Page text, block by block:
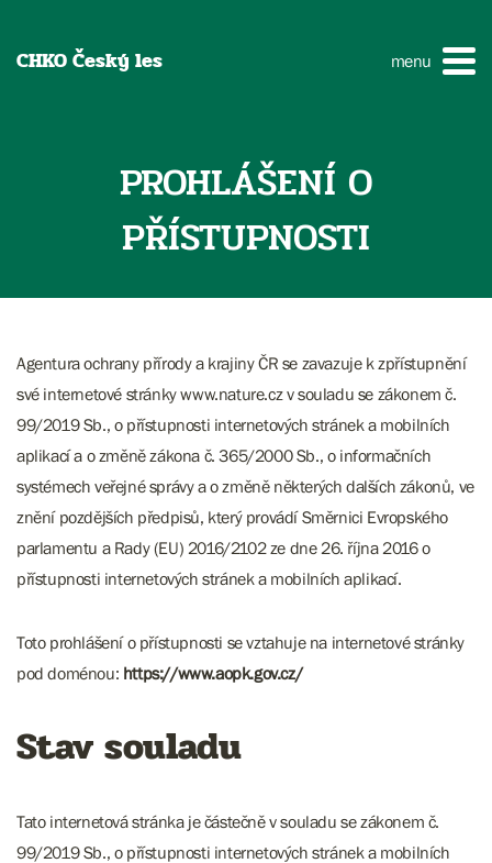
CHKO Český les menu
PROHLÁŠENÍ O
PŘÍSTUPNOSTI
Agentura ochrany přírody a krajiny ČR se zavazuje k zpřístupnění
své internetové stránky www.nature.cz v souladu se zákonem č.
99/2019 Sb., o přístupnosti internetových stránek a mobilních
aplikací a o změně zákona č. 365/2000 Sb., o informačních
systémech veřejné správy a o změně některých dalších zákonů, ve
znění pozdějších předpisů, který provádí Směrnici Evropského
parlamentu a Rady (EU) 2016/2102 ze dne 26. října 2016 o
přístupnosti internetových stránek a mobilních aplikací.
Toto prohlášení o přístupnosti se vztahuje na internetové stránky
pod doménou: https://www.aopk.gov.cz/
Stav souladu
Tato internetová stránka je částečně v souladu se zákonem č.
99/2019 Sb., o přístupnosti internetových stránek a mobilních